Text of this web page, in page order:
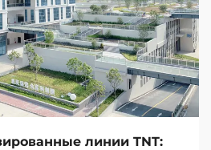
линии TNT: